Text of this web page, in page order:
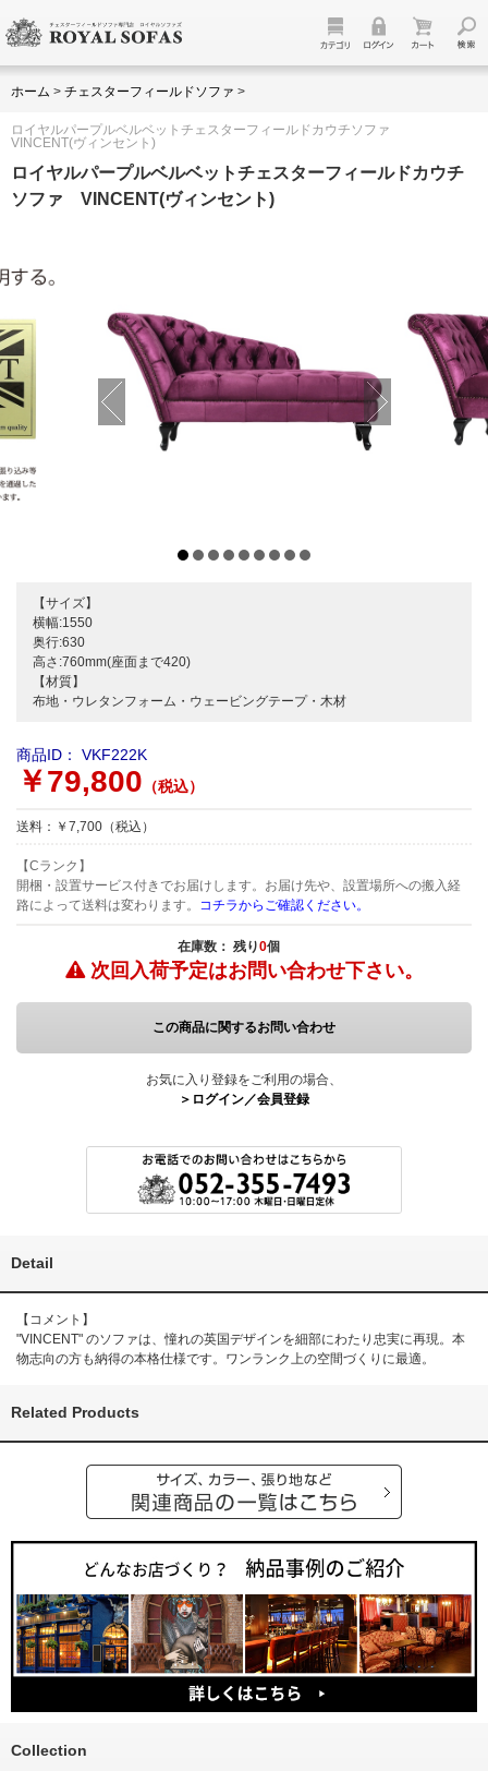
ホーム > チェスターフィールドソファ >
ロイヤルパープルベルベットチェスターフィールドカウチソファ
VINCENT(ヴィンセント)
ロイヤルパープルベルベットチェスターフィールドカウチ
ソファ VINCENT(ヴィンセント)
【サイズ】
横幅:1550
奥行:630
高さ:760mm(座面まで420)
【材質】
布地・ウレタンフォーム・ウェービングテープ・木材
商品ID： VKF222K
￥79,800 （税込）
送料：￥7,700（税込）
【Cランク】
開梱・設置サービス付きでお届けします。お届け先や、設置場所への搬入経
路によって送料は変わります。 コチラからご確認ください。
在庫数： 残り0個
次回入荷予定はお問い合わせ下さい。
この商品に関するお問い合わせ
お気に入り登録をご利用の場合、
＞ログイン／会員登録
Detail
【コメント】
"VINCENT" のソファは、憧れの英国デザインを細部にわたり忠実に再現。本
物志向の方も納得の本格仕様です。ワンランク上の空間づくりに最適。
Related Products
Collection